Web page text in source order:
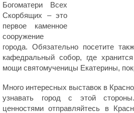
Богоматери Всех
Скорбящих – это
первое каменное
сооружение
города. Обязательно посетите
кафедральный собор, где
мощи святомученицы Екатерины,
Много интересных выставок в
узнавать город с этой
ценностями отправляйтесь в